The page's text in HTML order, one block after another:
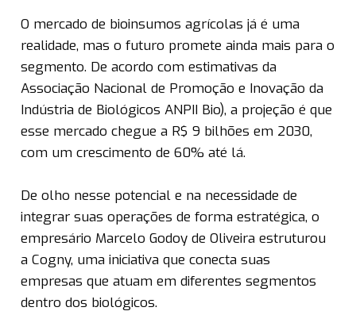
O mercado de bioinsumos agrícolas já é uma
realidade, mas o futuro promete ainda mais para o
segmento. De acordo com estimativas da
Associação Nacional de Promoção e Inovação da
Indústria de Biológicos ANPII Bio), a projeção é que
esse mercado chegue a R$ 9 bilhões em 2030,
com um crescimento de 60% até lá.
De olho nesse potencial e na necessidade de
integrar suas operações de forma estratégica, o
empresário Marcelo Godoy de Oliveira estruturou
a Cogny, uma iniciativa que conecta suas
empresas que atuam em diferentes segmentos
dentro dos biológicos.